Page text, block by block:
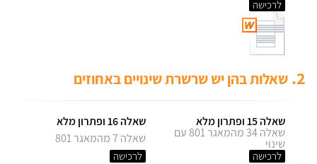
לרכישה
2. שאלות בהן יש שרשרת שינויים באחוזים
שאלה 15 ופתרון מלא
שאלה 34 מהמאגר 801 עם
שינוי
לרכישה
שאלה 16 ופתרון מלא
שאלה 7 מהמאגר 801
לרכישה